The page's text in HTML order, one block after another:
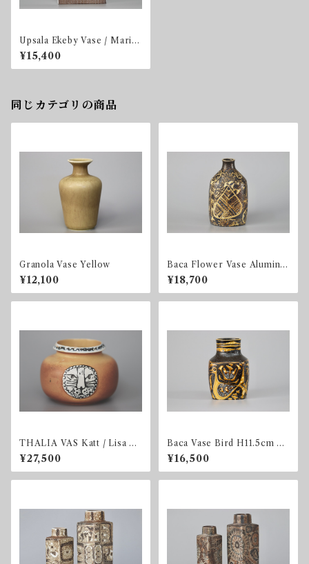
Upsala Ekeby Vase / Mari S
immulson
¥15,400
同じカテゴリの商品
Granola Vase Yellow
¥12,100
Baca Flower Vase Aluminia
/ 723 3208
¥18,700
THALIA VAS Katt / Lisa La
rson
¥27,500
Baca Vase Bird H11.5cm Al
uminia
¥16,500